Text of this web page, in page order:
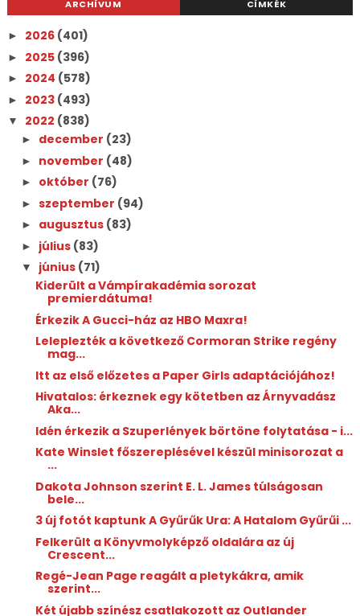
ARCHÍVUM CÍMKÉK
► 2026 (401)
► 2025 (396)
► 2024 (578)
► 2023 (493)
▼ 2022 (838)
► december (23)
► november (48)
► október (76)
► szeptember (94)
► augusztus (83)
► július (83)
▼ június (71)
Kiderült a Vámpírakadémia sorozat
premierdátuma!
Érkezik A Gucci-ház az HBO Maxra!
Leleplezték a következő Cormoran Strike regény
mag...
Itt az első előzetes a Paper Girls adaptációjához!
Hivatalos: érkeznek egy kötetben az Árnyvadász
Aka...
Idén érkezik a Szuperlények börtöne folytatása - i...
Kate Winslet főszereplésével készül minisorozat a
...
Dakota Johnson szerint E. L. James túlságosan
bele...
3 új fotót kaptunk A Gyűrűk Ura: A Hatalom Gyűrűi ...
Felkerült a Könyvmolyképző oldalára az új
Crescent...
Regé-Jean Page reagált a pletykákra, amik
szerint...
Két újabb színész csatlakozott az Outlander